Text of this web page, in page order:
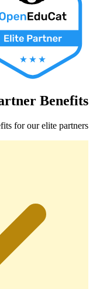
Benefits
for ourelite partners